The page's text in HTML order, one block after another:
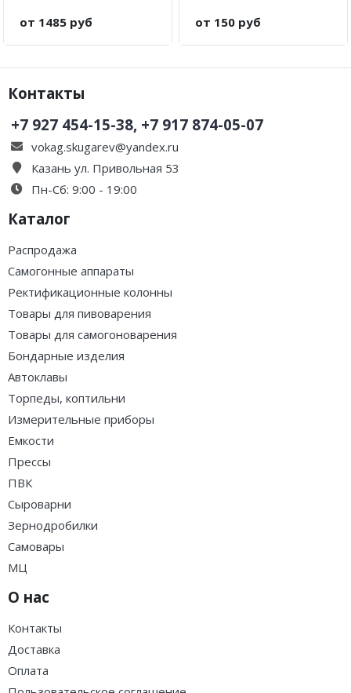
от 1485 руб от 150 руб
Контакты
+7 927 454-15-38, +7 917 874-05-07
vokag.skugarev@yandex.ru
Казань ул. Привольная 53
Пн-Сб: 9:00 - 19:00
Каталог
Распродажа
Самогонные аппараты
Ректификационные колонны
Товары для пивоварения
Товары для самогоноварения
Бондарные изделия
Автоклавы
Торпеды, коптильни
Измерительные приборы
Емкости
Прессы
ПВК
Сыроварни
Зернодробилки
Самовары
МЦ
О нас
Контакты
Доставка
Оплата